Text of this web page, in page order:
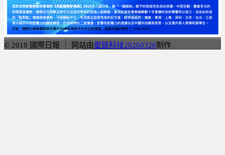
© 2018 國際日報 ｜ 网站由星链科技20260326制作